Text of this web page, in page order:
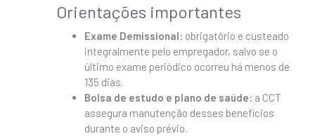
Orientações importantes
Exame Demissional: obrigatório e custeado
integralmente pelo empregador, salvo se o
último exame periódico ocorreu há menos de
135 dias.
Bolsa de estudo e plano de saúde: a CCT
assegura manutenção desses benefícios
durante o aviso prévio.